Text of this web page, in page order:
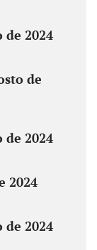
de 2024
de
de 2024
2024
de 2024